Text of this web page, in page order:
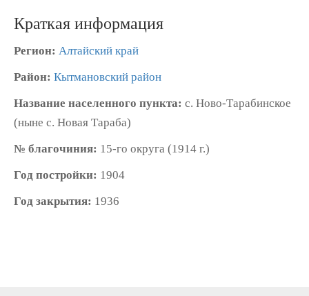
Краткая информация
Регион: Алтайский край
Район: Кытмановский район
Название населенного пункта: с. Ново-Тарабинское
(ныне с. Новая Тараба)
№ благочиния: 15-го округа (1914 г.)
Год постройки: 1904
Год закрытия: 1936